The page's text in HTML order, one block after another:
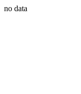
no data